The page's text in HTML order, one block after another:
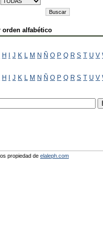
orden alfabético
H I J K L M N Ñ O P Q R S T U V
H I J K L M N Ñ O P Q R S T U V
propiedad de elaleph.com